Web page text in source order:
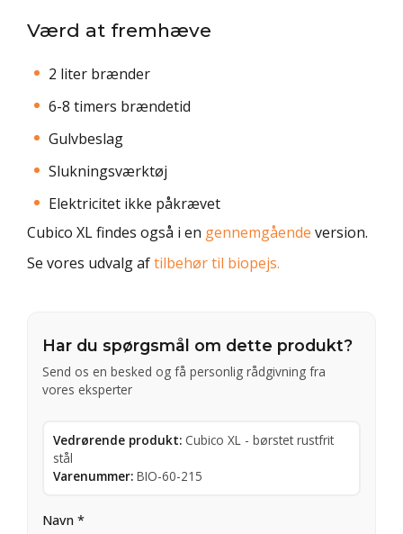
Værd at fremhæve
2 liter brænder
6-8 timers brændetid
Gulvbeslag
Slukningsværktøj
Elektricitet ikke påkrævet
Cubico XL findes også i en gennemgående version.
Se vores udvalg aftilbehør til biopejs.
Har du spørgsmål om dette produkt?
Send os en besked og få personlig rådgivning fra
vores eksperter
Vedrørende produkt: Cubico XL - børstet rustfrit
stål
Varenummer: BIO-60-215
Navn *